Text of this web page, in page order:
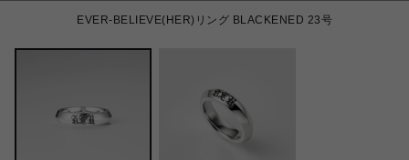
EVER-BELIEVE(HER)リング BLACKENED 23号